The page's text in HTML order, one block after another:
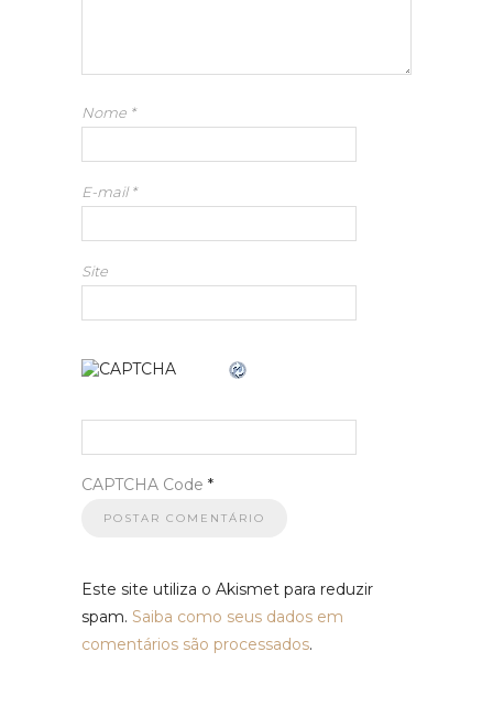
Nome *
E-mail*
Site
CAPTCHA Code *
Este site utiliza o Akismet para reduzir
spam. Saiba como seus dados em
comentários são processados.